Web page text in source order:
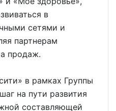
в
сетями и
партнерам
продаж.
в рамках Группы
на пути развития
составляющей